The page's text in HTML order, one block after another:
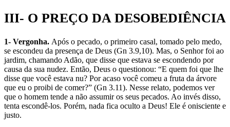
III- O PREÇO DA DESOBEDIÊNCIA
1- Vergonha. Após o pecado, o primeiro casal, tomado pelo medo,
se escondeu da presença de Deus (Gn 3.9,10). Mas, o Senhor foi ao
jardim, chamando Adão, que disse que estava se escondendo por
causa da sua nudez. Então, Deus o questionou: “E quem foi que lhe
disse que você estava nu? Por acaso você comeu a fruta da árvore
que eu o proibi de comer?” (Gn 3.11). Nesse relato, podemos ver
que o homem tende a não assumir os seus pecados. Ao invés disso,
tenta escondê-los. Porém, nada fica oculto a Deus! Ele é onisciente e
justo.